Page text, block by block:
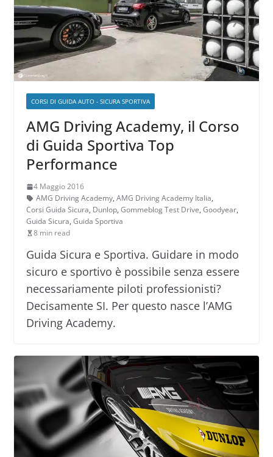
CORSI DI GUIDA AUTO - SICURA SPORTIVA
AMG Driving Academy, il Corso
di Guida Sportiva Top
Performance
4 Maggio 2016
AMG Driving Academy, AMG Driving Academy Italia,
Corsi Guida Sicura, Dunlop, Gommeblog Test Drive, Goodyear,
Guida Sicura, Guida Sportiva
8 min read
Guida Sicura e Sportiva. Guidare in modo
sicuro e sportivo è possibile senza essere
necessariamente piloti professionisti?
Decisamente SI. Per questo nasce l’AMG
Driving Academy.